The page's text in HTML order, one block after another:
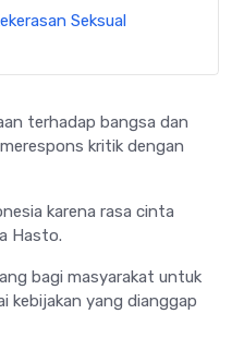
Seksual
terhadap bangsa dan
kritik dengan
karena rasa cinta
Hasto.
bagi masyarakat untuk
kebijakan yang dianggap